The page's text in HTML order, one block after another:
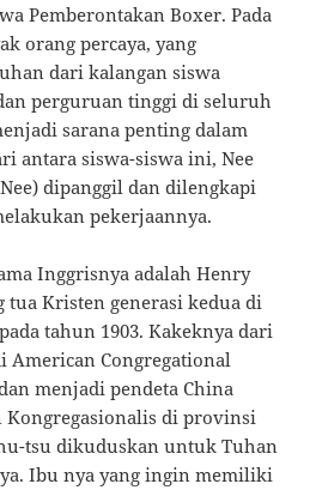
Pemberontakan Boxer. Pada
orang percaya, yang
dari kalangan siswa
perguruan tinggi di seluruh
sarana penting dalam
antara siswa-siswa ini, Nee
dipanggil dan dilengkapi
pekerjaannya.
Inggrisnya adalah Henry
tua Kristen generasi kedua di
tahun 1903. Kakeknya dari
American Congregational
menjadi pendeta China
Kongregasionalis di provinsi
tsu dikuduskan untuk Tuhan
Ibu nya yang ingin memiliki